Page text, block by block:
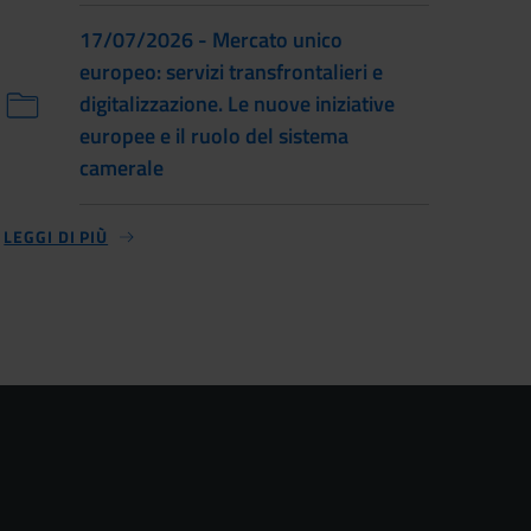
17/07/2026 - Mercato unico
europeo: servizi transfrontalieri e
digitalizzazione. Le nuove iniziative
europee e il ruolo del sistema
camerale
LEGGI DI PIÙ